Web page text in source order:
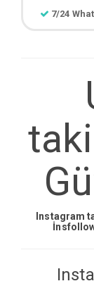
7/24
Instagram